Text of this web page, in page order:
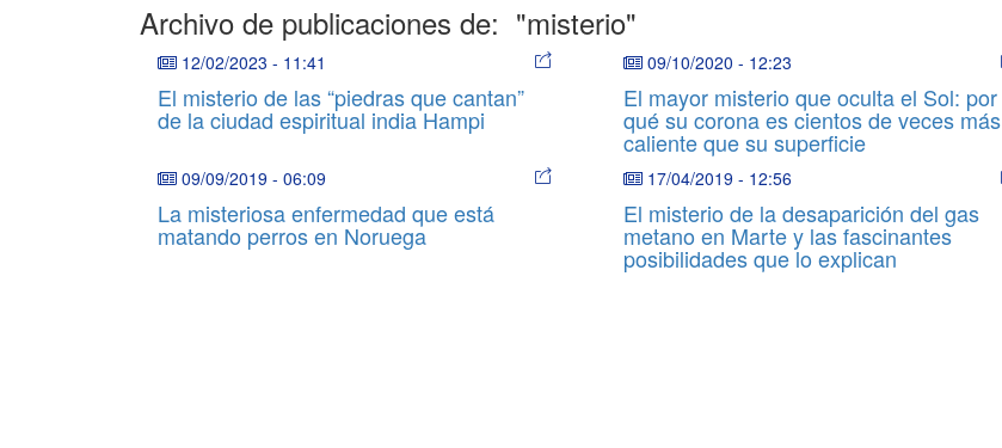
Archivo de publicaciones de: "misterio"
12/02/2023 - 11:41
El misterio de las “piedras que cantan”
de la ciudad espiritual india Hampi
09/10/2020 - 12:23
El mayor misterio que oculta el Sol: por
qué su corona es cientos de veces más
caliente que su superficie
09/09/2019 - 06:09
La misteriosa enfermedad que está
matando perros en Noruega
17/04/2019 - 12:56
El misterio de la desaparición del gas
metano en Marte y las fascinantes
posibilidades que lo explican